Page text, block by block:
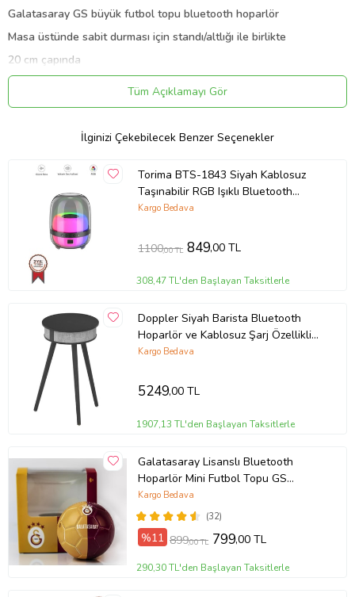
Galatasaray GS büyük futbol topu bluetooth hoparlör
Masa üstünde sabit durması için standı/altlığı ile birlikte
20 cm çapında
Eller serbest konuşma özellikli, Hands free
Gerçek meşin top hissiyatı, deri yüzey
FM radyo modu
AUX - hoparlörü bilgisayarınıza veya harici sese bağlayın
3.5 mm jak fişli AUX kablosu kullanarak hoparlörünüzü akıllı
telefonunuza, tabletinize, bilgisayarınıza, televizyonunuza veya
oyun istasyonuna bağlayabilirsiniz. Dilerseniz bluetooth bağlantı
yapmak da çok kolay.
Uyumlu bluetooth sürümü: 4.0
Bağlı kalma mesafesi: 10m
Çıkış hoparlörü: 20W
Pil: Li-ion 3.7V 1200mAh
Pil süresi: 2-4 saat
Pil şarj süresi: 2-4 saat
Tüm Açıklamayı Gör
İlginizi Çekebilecek Benzer Seçenekler
Torima BTS-1843 Siyah Kablosuz
Taşınabilir RGB Işıklı Bluetooth
Hoparlör Speaker
Kargo Bedava
1100,00 TL 849,00 TL
308,47 TL'den Başlayan Taksitlerle
Doppler Siyah Barista Bluetooth
Hoparlör ve Kablosuz Şarj Özellikli
Ayaklı Sehpa
Kargo Bedava
5249,00 TL
1907,13 TL'den Başlayan Taksitlerle
Galatasaray Lisanslı Bluetooth
Hoparlör Mini Futbol Topu GS
Cimbom Goal DOPPLER
(32)
Kargo Bedava
%11 899,00 TL 799,00 TL
290,30 TL'den Başlayan Taksitlerle